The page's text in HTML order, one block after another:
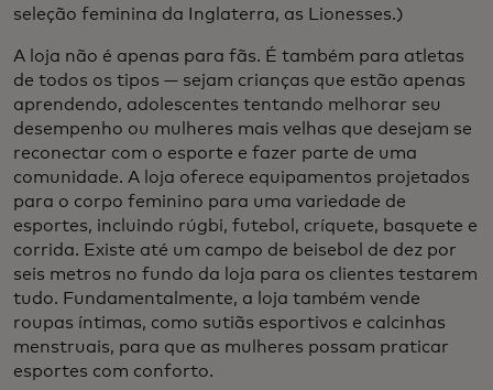
seleção feminina da Inglaterra, as Lionesses.)
A loja não é apenas para fãs. É também para atletas
de todos os tipos — sejam crianças que estão apenas
aprendendo, adolescentes tentando melhorar seu
desempenho ou mulheres mais velhas que desejam se
reconectar com o esporte e fazer parte de uma
comunidade. A loja oferece equipamentos projetados
para o corpo feminino para uma variedade de
esportes, incluindo rúgbi, futebol, críquete, basquete e
corrida. Existe até um campo de beisebol de dez por
seis metros no fundo da loja para os clientes testarem
tudo. Fundamentalmente, a loja também vende
roupas íntimas, como sutiãs esportivos e calcinhas
menstruais, para que as mulheres possam praticar
esportes com conforto.